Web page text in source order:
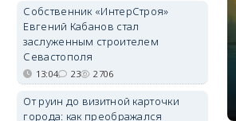
Собственник «ИнтерСтроя»
Евгений Кабанов стал
заслуженным строителем
Севастополя
13:04 23 2706
От руин до визитной карточки
города: как преображался